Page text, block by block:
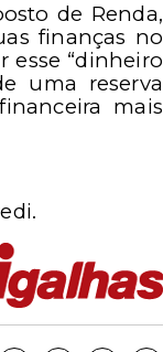
de Renda,
finanças no
esse “dinheiro
uma reserva
mais